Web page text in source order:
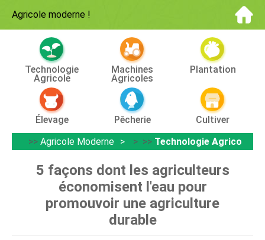
Agricole moderne !
Technologie
Agricole
Machines
Agricoles
Plantation
Élevage Pêcherie
Cultiver
>> Agricole Moderne > >> Technologie Agricole
5 façons dont les agriculteurs
économisent l'eau pour
promouvoir une agriculture
durable